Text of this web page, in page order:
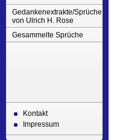
Gedankenextrakte/Sprüche
von Ulrich H. Rose
Gesammelte Sprüche
Kontakt
Impressum